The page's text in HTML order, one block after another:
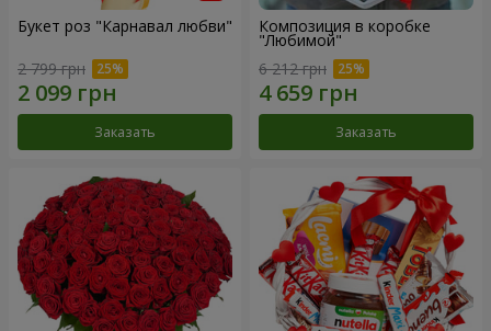
Букет роз "Карнавал любви"
2 799 грн
Заказать
Композиция в коробке
"Любимой"
6 212 грн
Заказать